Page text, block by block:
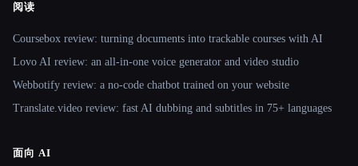
阅读
Coursebox review: turning documents into trackable courses with AI
Lovo AI review: an all-in-one voice generator and video studio
Webbotify review: a no-code chatbot trained on your website
Translate.video review: fast AI dubbing and subtitles in 75+ languages
面向 AI